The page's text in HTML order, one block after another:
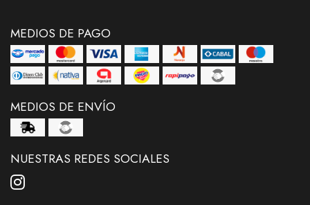
MEDIOS DE PAGO
MEDIOS DE ENVÍO
NUESTRAS REDES SOCIALES